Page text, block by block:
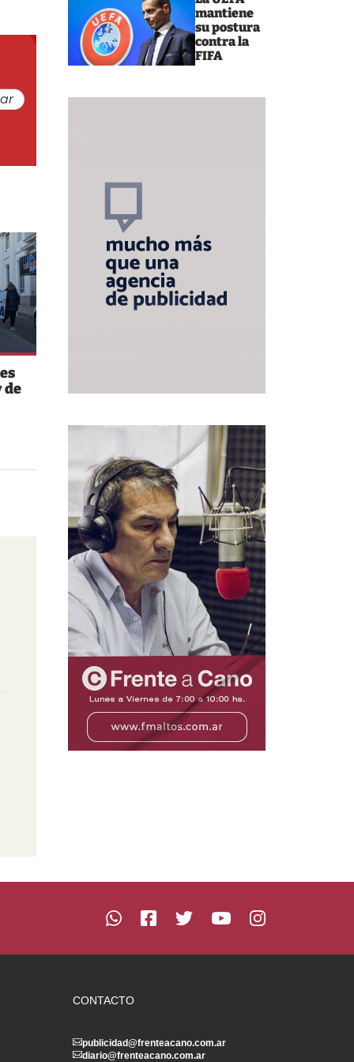
mantiene
su postura
contra la
FIFA
de
CONTACTO
publicidad@frenteacano.com.ar
diario@frenteacano.com.ar